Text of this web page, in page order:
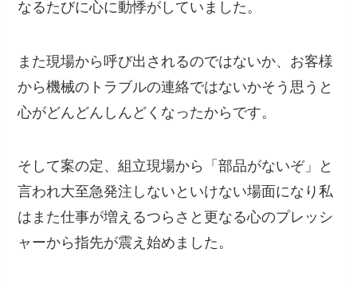
なるたびに心に動悸がしていました。
また現場から呼び出されるのではないか、お客様
から機械のトラブルの連絡ではないかそう思うと
心がどんどんしんどくなったからです。
そして案の定、組立現場から「部品がないぞ」と
言われ大至急発注しないといけない場面になり私
はまた仕事が増えるつらさと更なる心のプレッシ
ャーから指先が震え始めました。